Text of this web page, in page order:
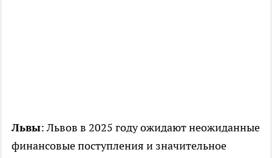
Львы: Львов в 2025 году ожидают неожиданные
финансовые поступления и значительное